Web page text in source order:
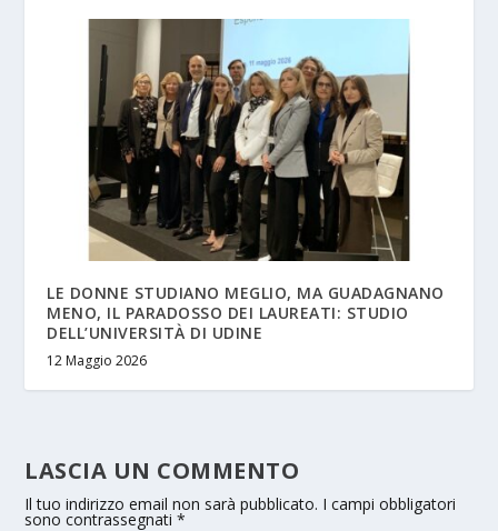
LE DONNE STUDIANO MEGLIO, MA GUADAGNANO
MENO, IL PARADOSSO DEI LAUREATI: STUDIO
DELL’UNIVERSITÀ DI UDINE
12 Maggio 2026
LASCIA UN COMMENTO
Il tuo indirizzo email non sarà pubblicato. I campi obbligatori
sono contrassegnati*